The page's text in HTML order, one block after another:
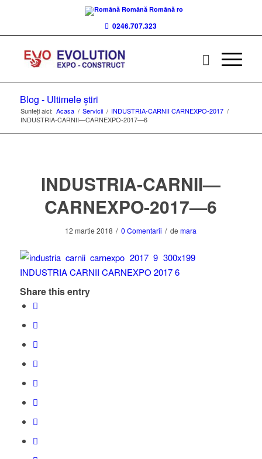
Română Română ro
0246.707.323
Blog - Ultimele știri
Sunteți aici: Acasa / Servicii / INDUSTRIA-CARNII CARNEXPO-2017 /
INDUSTRIA-CARNII—CARNEXPO-2017—6
INDUSTRIA-CARNII—
CARNEXPO-2017—6
12 martie 2018 / 0 Comentarii / demara
Share this entry